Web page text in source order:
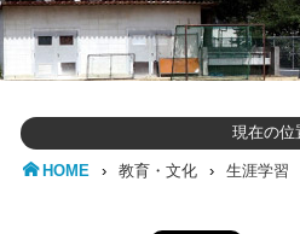
現在の位
HOME › 教育・文化 › 生涯学習